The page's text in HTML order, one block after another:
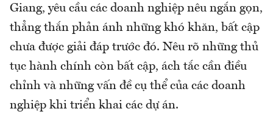
Giang, yêu cầu các doanh nghiệp nêu ngắn gọn,
thẳng thắn phản ánh những khó khăn, bất cập
chưa được giải đáp trước đó. Nêu rõ những thủ
tục hành chính còn bất cập, ách tắc cần điều
chỉnh và những vấn đề cụ thể của các doanh
nghiệp khi triển khai các dự án.